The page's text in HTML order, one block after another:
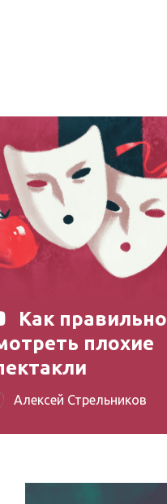
Как правильно
плохие
Алексей Стрельников